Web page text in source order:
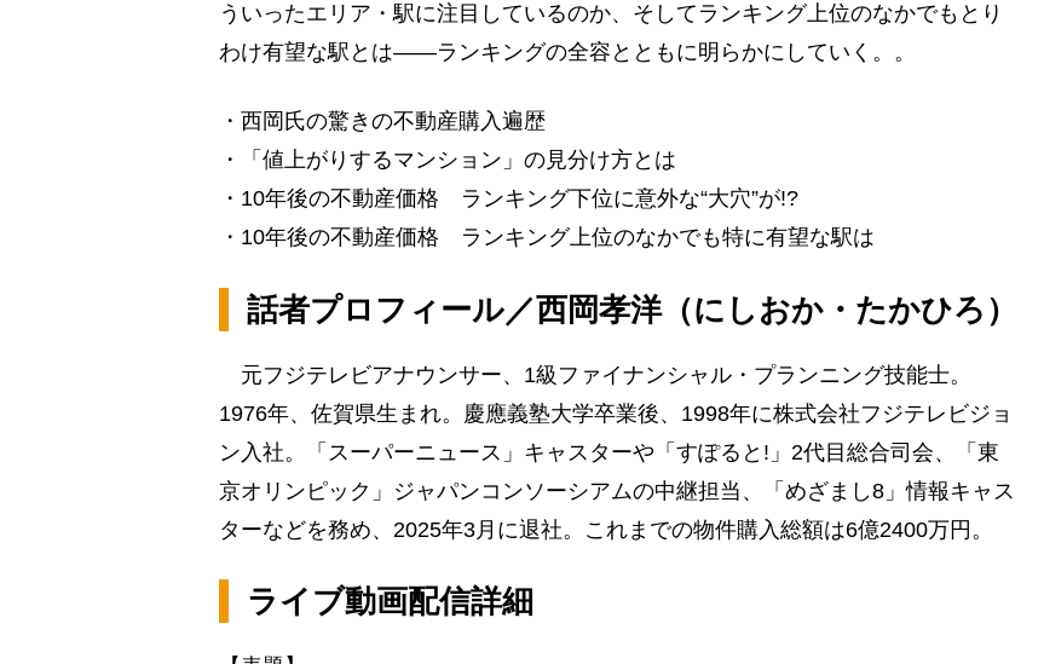
ういったエリア・駅に注目しているのか、そしてランキング上位のなかでもとり
わけ有望な駅とは――ランキングの全容とともに明らかにしていく。。
・西岡氏の驚きの不動産購入遍歴
・「値上がりするマンション」の見分け方とは
・10年後の不動産価格 ランキング下位に意外な“大穴”が!?
・10年後の不動産価格 ランキング上位のなかでも特に有望な駅は
話者プロフィール／西岡孝洋（にしおか・たかひろ）
元フジテレビアナウンサー、1級ファイナンシャル・プランニング技能士。
1976年、佐賀県生まれ。慶應義塾大学卒業後、1998年に株式会社フジテレビジョ
ン入社。「スーパーニュース」キャスターや「すぽると!」2代目総合司会、「東
京オリンピック」ジャパンコンソーシアムの中継担当、「めざまし8」情報キャス
ターなどを務め、2025年3月に退社。これまでの物件購入総額は6億2400万円。
ライブ動画配信詳細